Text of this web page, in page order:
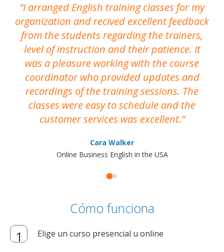
I arranged English training classes for my
organization and recived excellent feedback
from the students regarding the trainers,
level of instruction and their patience. It
was a pleasure working with the course
coordinator who provided updates and
recordings of the training sessions. The
classes were easy to schedule and the
customer services was excellent.
Cara Walker
Online Business English in the USA
Cómo funciona
Elige un curso presencial u online